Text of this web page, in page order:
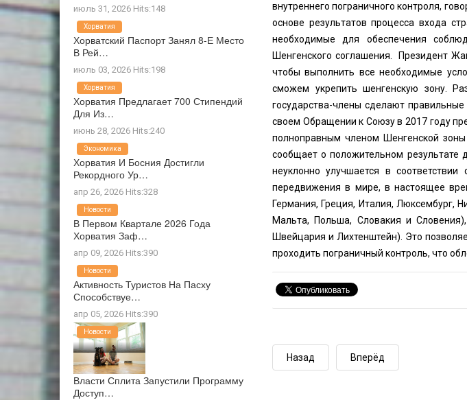
внутреннего пограничного контроля,
основе результатов процесса входа
необходимые для обеспечения
Шенгенского соглашения. Президент
чтобы выполнить все необходимые
сможем укрепить шенгенскую зону.
государства-члены сделают
своем Обращении к Союзу в 2017 году
полноправным членом Шенгенской
сообщает о положительном результате
неуклонно улучшается в
передвижения в мире, в настоящее
Германия, Греция, Италия, Люксембург,
Мальта, Польша, Словакия и
Швейцария и Лихтенштейн). Это
проходить пограничный контроль, что
Назад Вперёд
июль 31, 2026 Hits:148
Хорватский Паспорт Занял 8-Е Место
В Рей…
июль 03, 2026 Hits:198
Хорватия
Хорватия Предлагает 700 Стипендий
Для Из…
июнь 28, 2026 Hits:240
Хорватия
Хорватия И Босния Достигли
Рекордного Ур…
апр 26, 2026 Hits:328
Экономика
В Первом Квартале 2026 Года
Хорватия Заф…
апр 09, 2026 Hits:390
Новости
Активность Туристов На Пасху
Способствуе…
апр 05, 2026 Hits:390
Новости
Власти Сплита Запустили Программу
Доступ…
Новости